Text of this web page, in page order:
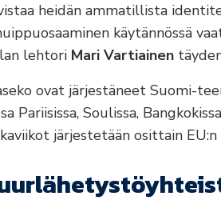
heidän ammatillista
käytännössä
lehtori Mari Vartiainen
ovat järjestäneet Suomi-
Pariisissa, Soulissa,
järjestetään osittain